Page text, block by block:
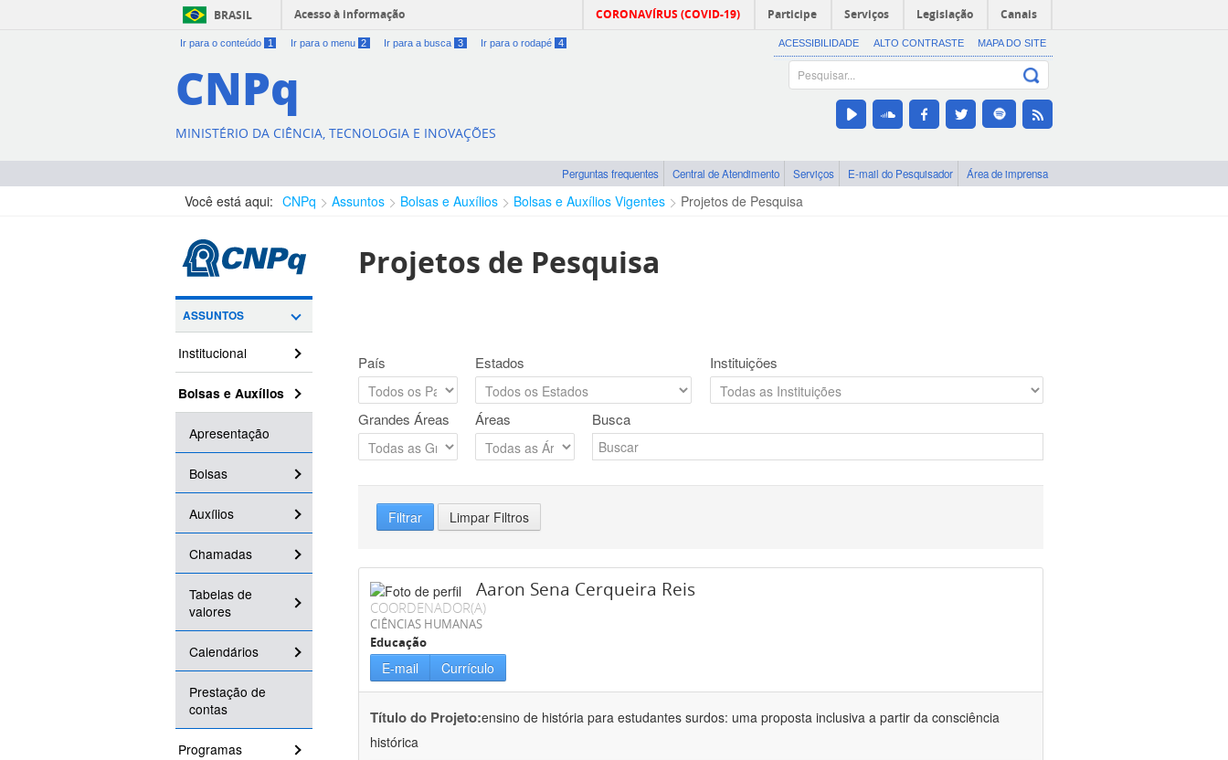
BRASIL Acesso à informação CORONAVÍRUS (COVID-19) Participe Serviços Legislação Canais
Ir para o conteúdo 1 Ir para o menu 2 Ir para a busca 3 Ir para o rodapé 4 ACESSIBILIDADE ALTO CONTRASTE MAPA DO SITE
CNPq
MINISTÉRIO DA CIÊNCIA, TECNOLOGIA E INOVAÇÕES
Perguntas frequentes Central de Atendimento Serviços E-mail do Pesquisador Área de imprensa
Você está aqui: CNPq Assuntos Bolsas e Auxílios Bolsas e Auxílios Vigentes Projetos de Pesquisa
ASSUNTOS
Institucional
Bolsas e Auxílios
Apresentação
Bolsas
Auxílios
Chamadas
Tabelas de
valores
Calendários
Prestação de
contas
Programas
Projetos de Pesquisa
País Estados Instituições
Grandes Áreas Áreas Busca
Filtrar Limpar Filtros
Aaron Sena Cerqueira Reis
COORDENADOR(A)
CIÊNCIAS HUMANAS
Educação
E-mail Currículo
Título do Projeto:ensino de história para estudantes surdos: uma proposta inclusiva a partir da consciência
histórica